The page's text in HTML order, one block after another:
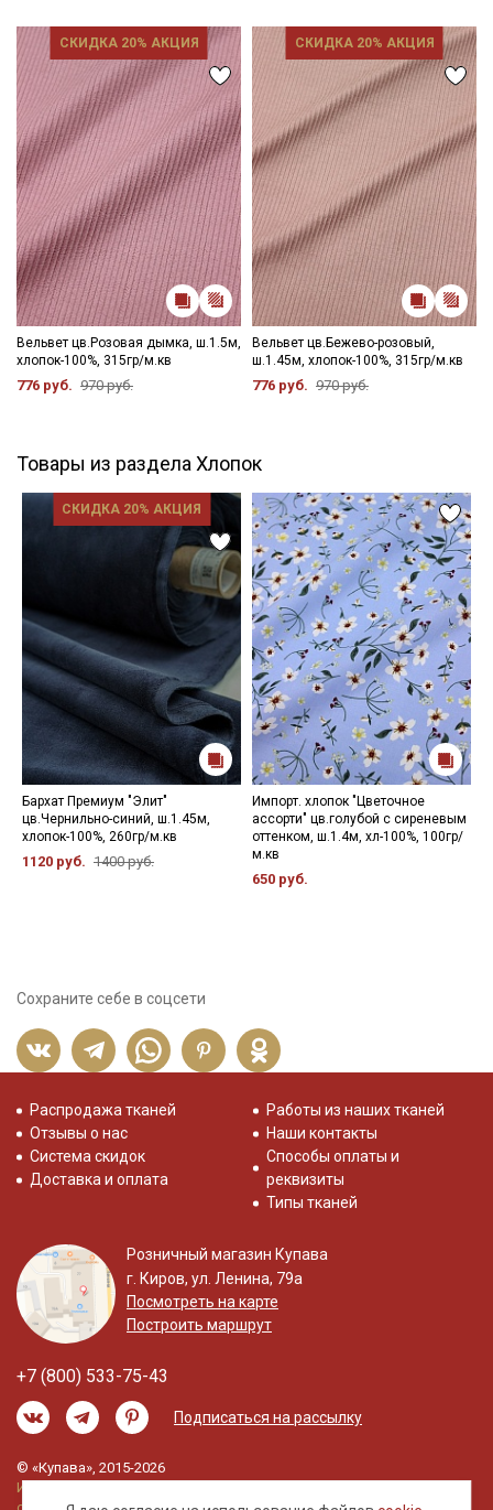
СКИДКА 20% АКЦИЯ
Вельвет цв.Розовая дымка, ш.1.5м,
хлопок-100%, 315гр/м.кв
776 руб. 970 руб.
СКИДКА 20% АКЦИЯ
Вельвет цв.Бежево-розовый,
ш.1.45м, хлопок-100%, 315гр/м.кв
776 руб. 970 руб.
Товары из раздела Хлопок
СКИДКА 20% АКЦИЯ
Бархат Премиум "Элит"
цв.Чернильно-синий, ш.1.45м,
хлопок-100%, 260гр/м.кв
1120 руб. 1400 руб.
Импорт. хлопок "Цветочное
ассорти" цв.голубой с сиреневым
оттенком, ш.1.4м, хл-100%, 100гр/
м.кв
650 руб.
Сохраните себе в соцсети
Распродажа тканей
Отзывы о нас
Система скидок
Доставка и оплата
Работы из наших тканей
Наши контакты
Способы оплаты и
реквизиты
Типы тканей
Розничный магазин Купава
г. Киров, ул. Ленина, 79а
Посмотреть на карте
Построить маршрут
+7 (800) 533-75-43
Подписаться на рассылку
© «Купава», 2015-2026
Информация на сайте не является публичной